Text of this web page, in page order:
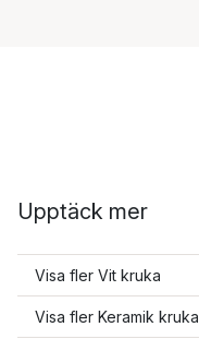
Upptäck mer
Visa fler Vit kruka
Visa fler Keramik kruka